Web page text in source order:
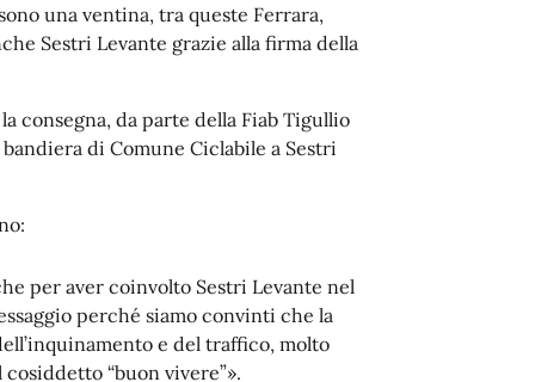
una ventina, tra queste Ferrara,
Sestri Levante grazie alla firma della
consegna, da parte della Fiab Tigullio
bandiera di Comune Ciclabile a Sestri
per aver coinvolto Sestri Levante nel
perché siamo convinti che la
e del traffico, molto
“buon vivere”».